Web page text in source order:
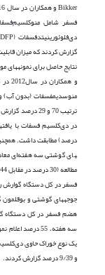
گزارش کردند که میزان
و
منو‌سدیم­فسفات (بدون آب)
ترتیب 70 و 29
هضم فسفر در کل دستگاه
و 9/39 درصد گزارش کردند.